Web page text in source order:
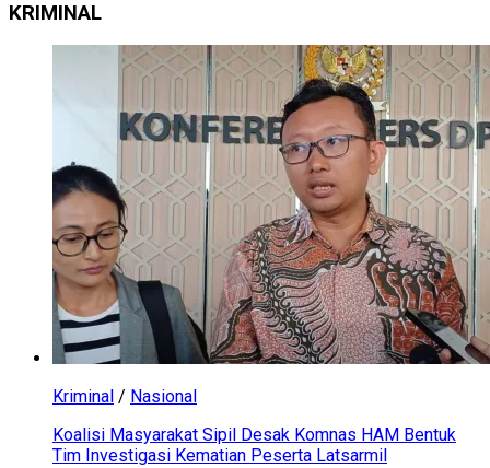
KRIMINAL
Kriminal / Nasional
Koalisi Masyarakat Sipil Desak Komnas HAM Bentuk
Tim Investigasi Kematian Peserta Latsarmil